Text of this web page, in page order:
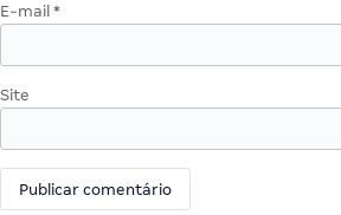
E-mail *
Site